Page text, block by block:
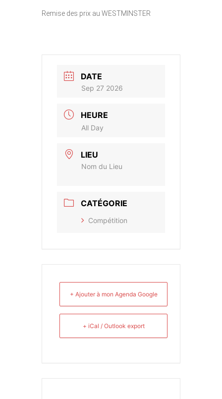
Remise des prix au WESTMINSTER
DATE
Sep 27 2026
HEURE
All Day
LIEU
Nom du Lieu
CATÉGORIE
Compétition
+ Ajouter à mon Agenda Google
+ iCal / Outlook export